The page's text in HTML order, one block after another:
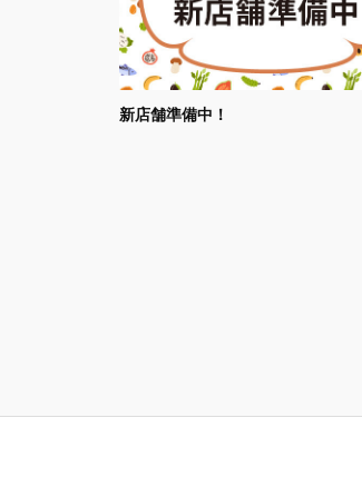
新店舗準備中！